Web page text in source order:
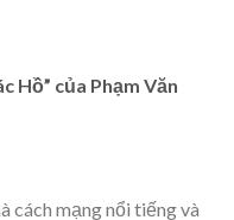
Hồ” của Phạm Văn
cách mạng nổi tiếng và